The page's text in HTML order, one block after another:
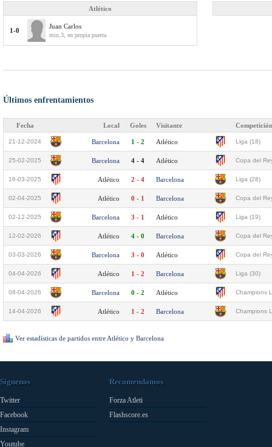
Atlético
1-0
Juan Carlos
min.3, en propia puerta
Últimos enfrentamientos
Fecha Local Goles Visitante Competición
21-12-2024 Barcelona 1 - 2 Atlético Liga (18)
25-02-2025 Barcelona 4 - 4 Atlético Copa del
16-03-2025 Atlético 2 - 4 Barcelona Liga (28)
02-04-2025 Atlético 0 - 1 Barcelona Copa del
02-12-2025 Barcelona 3 - 1 Atlético Liga (19)
12-02-2026 Atlético 4 - 0 Barcelona Copa del
03-03-2026 Barcelona 3 - 0 Atlético Copa del
04-04-2026 Atlético 1 - 2 Barcelona Liga (30)
08-04-2026 Barcelona 0 - 2 Atlético Champions
14-04-2026 Atlético 1 - 2 Barcelona Champions
Ver estadísticas de partidos entre Atlético y Barcelona
Síguenos
Twitter
Facebook
Instagram
Youtube
Recomendamos
Forza Atleti
Flashscore.es